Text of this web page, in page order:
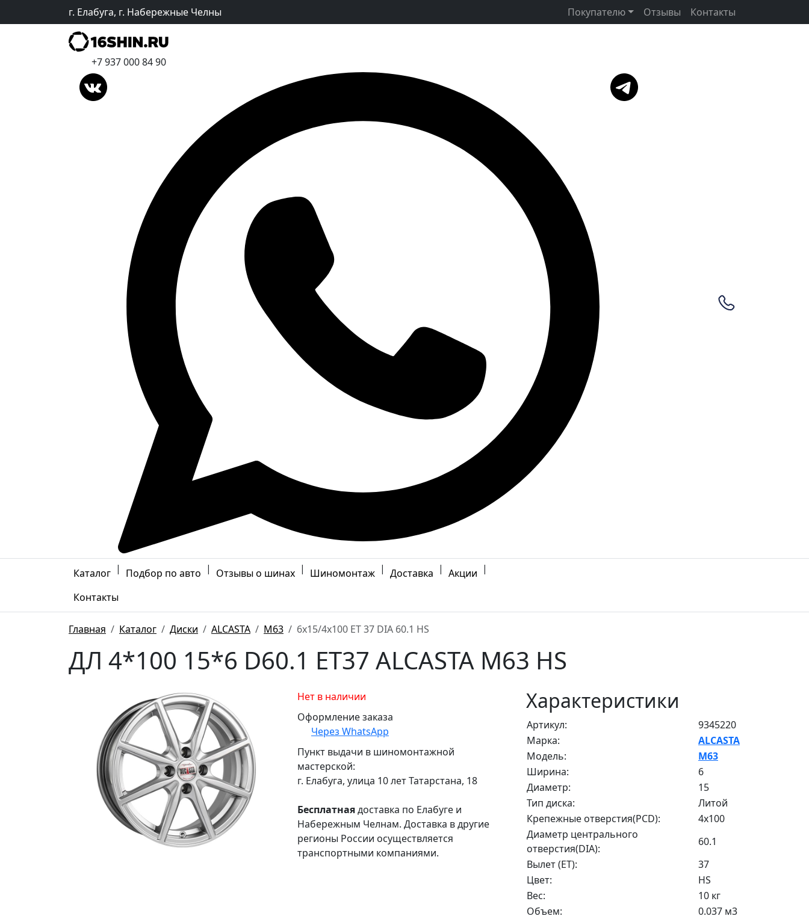
г. Елабуга, г. Набережные Челны Покупателю Отзывы Контакты
+7 937 000 84 90
Каталог | Подбор по авто | Отзывы о шинах | Шиномонтаж | Доставка | Акции |
Контакты
Главная Каталог Диски ALCASTA M63 6x15/4x100 ET 37 DIA 60.1 HS
ДЛ 4*100 15*6 D60.1 ET37 ALCASTA M63 HS
Нет в наличии
Оформление заказа
Через WhatsApp
Пункт выдачи в шиномонтажной
мастерской:
г. Елабуга, улица 10 лет Татарстана, 18
Бесплатнаядоставка по Елабуге и
Набережным Челнам. Доставка в другие
регионы России осуществляется
транспортными компаниями.
Характеристики
Артикул:
9345220
Марка:
ALCASTA
Модель:
M63
Ширина:
6
Диаметр:
15
Тип диска:
Литой
Крепежные отверстия(PCD):
4x100
Диаметр центрального
отверстия(DIA):
60.1
Вылет (ET):
37
Цвет:
HS
Вес:
10 кг
Объем:
0.037 м3